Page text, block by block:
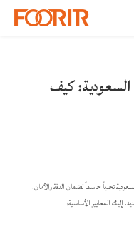
كيف
تحدياً حاسماً لضمان الدقة والأمان.
إليك المعايير الأساسية: